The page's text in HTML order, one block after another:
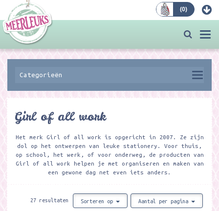
(0)
Categorieën
Girl of all work
Het merk Girl of all work is opgericht in 2007. Ze zijn
dol op het ontwerpen van leuke stationery. Voor thuis,
op school, het werk, of voor onderweg, de producten van
Girl of all work helpen je met organiseren en maken van
een gewone dag net even iets anders.
27 resultaten Sorteren op Aantal per pagina